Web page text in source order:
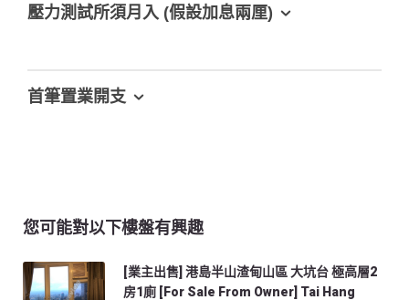
壓力測試所須月入 (假設加息兩厘)
首筆置業開支
您可能對以下樓盤有興趣
[業主出售] 港島半山渣甸山區 大坑台 極高層2
房1廁 [For Sale From Owner] Tai Hang